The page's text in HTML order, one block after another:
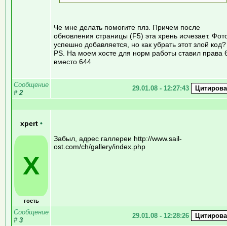
Че мне делать помогите плз. Причем после
обновления страницы (F5) эта хрень исчезает.
успешно добавляется, но как убрать этот злой код?
PS. На моем хосте для норм работы ставил права
вместо 644
Сообщение
# 2
29.01.08 - 12:27:43
xpert •
X
гость
Забыл, адрес галлереи http://www.sail-
ost.com/ch/gallery/index.php
Сообщение
# 3
29.01.08 - 12:28:26